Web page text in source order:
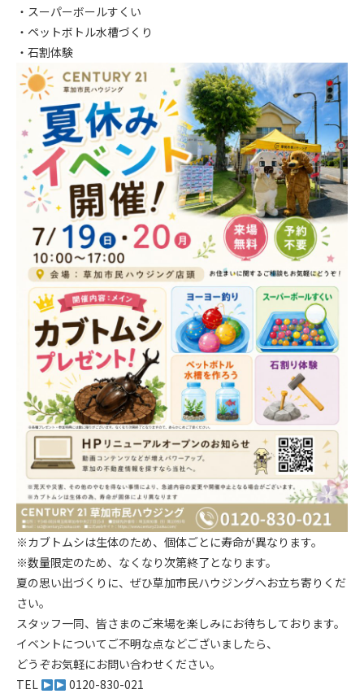
・スーパーボールすくい
・ペットボトル水槽づくり
・石割体験
※カブトムシは生体のため、個体ごとに寿命が異なります。
※数量限定のため、なくなり次第終了となります。
夏の思い出づくりに、ぜひ草加市民ハウジングへお立ち寄りくだ
さい。
スタッフ一同、皆さまのご来場を楽しみにお待ちしております。
イベントについてご不明な点などございましたら、
どうぞお気軽にお問い合わせください。
TEL
0120-830-021